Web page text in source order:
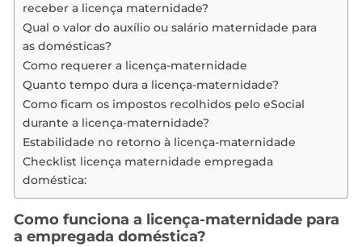
receber a licença maternidade?
Qual o valor do auxílio ou salário maternidade para
as domésticas?
Como requerer a licença-maternidade
Quanto tempo dura a licença-maternidade?
Como ficam os impostos recolhidos pelo eSocial
durante a licença-maternidade?
Estabilidade no retorno à licença-maternidade
Checklist licença maternidade empregada
doméstica:
Como funciona a licença-maternidade para
a empregada doméstica?